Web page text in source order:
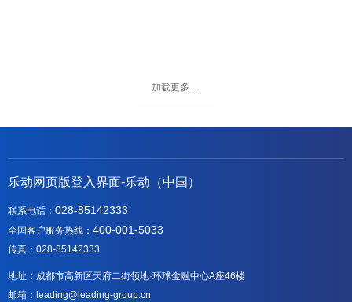
加载更多.....
乐动网页版登入界面-乐动（中国）
联系电话： 028-85142333
全国客户服务热线： 400-001-5033
传真：028-85142333
地址：成都市高新区天府二街领地·环球金融中心A座46楼
邮箱：leading@leading-group.cn